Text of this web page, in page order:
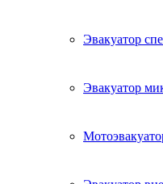
Эвакуатор
Эвакуатор